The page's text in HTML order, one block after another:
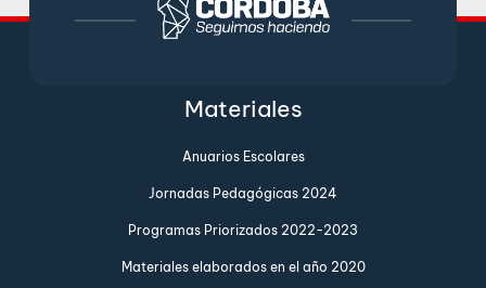
Materiales
Anuarios Escolares
Jornadas Pedagógicas 2024
Programas Priorizados 2022-2023
Materiales elaborados en el año 2020